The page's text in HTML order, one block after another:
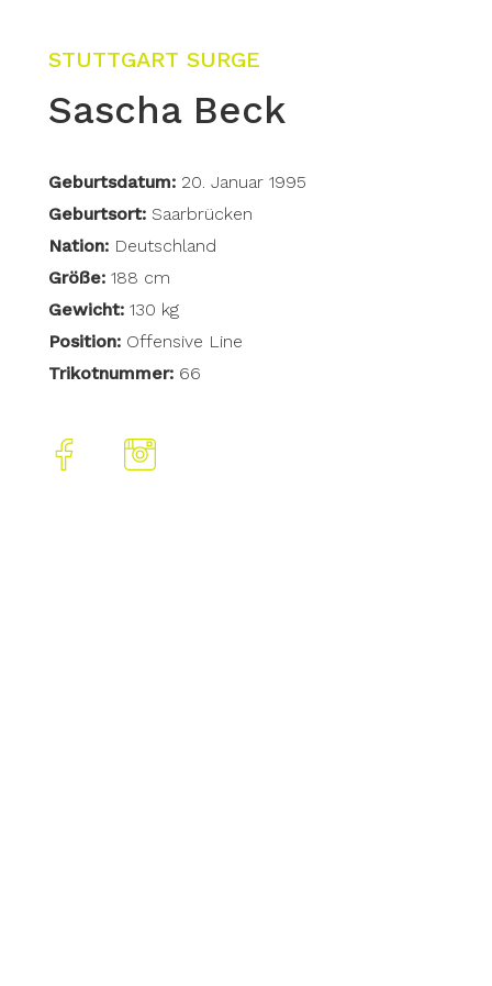
STUTTGART SURGE
Sascha Beck
Geburtsdatum:20. Januar 1995
Geburtsort:Saarbrücken
Nation:Deutschland
Größe:188 cm
Gewicht:130 kg
Position:Offensive Line
Trikotnummer: 66